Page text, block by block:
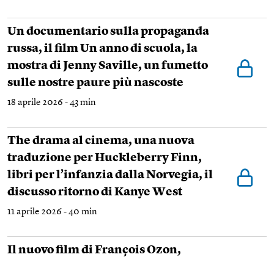
Un documentario sulla propaganda
russa, il film Un anno di scuola, la
mostra di Jenny Saville, un fumetto
sulle nostre paure più nascoste
18 aprile 2026 - 43 min
The drama al cinema, una nuova
traduzione per Huckleberry Finn,
libri per l’infanzia dalla Norvegia, il
discusso ritorno di Kanye West
11 aprile 2026 - 40 min
Il nuovo film di François Ozon,